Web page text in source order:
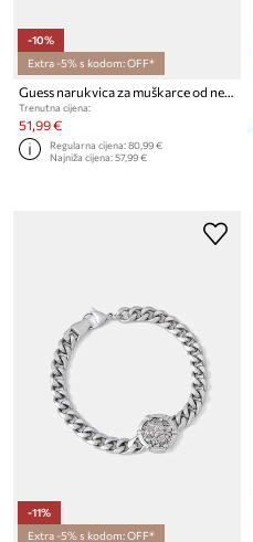
-10%
Extra -5% s kodom: OFF*
Guess narukvica za muškarce od nehrđajućeg čelika 4G FRONTIERS
Trenutna cijena:
51,99 €
Regularna cijena:80,99 €
Najniža cijena:57,99 €
-11%
Extra -5% s kodom: OFF*